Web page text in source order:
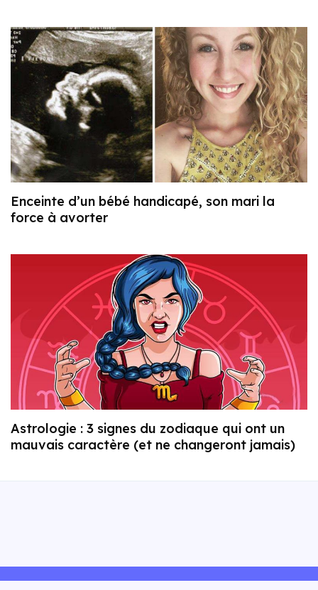
Enceinte d’un bébé handicapé, son mari la
force à avorter
Astrologie : 3 signes du zodiaque qui ont un
mauvais caractère (et ne changeront jamais)